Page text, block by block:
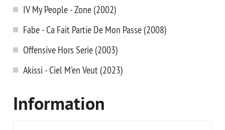
IV My People - Zone (2002)
Fabe - Ca Fait Partie De Mon Passe (2008)
Offensive Hors Serie (2003)
Akissi - Ciel M'en Veut (2023)
Information